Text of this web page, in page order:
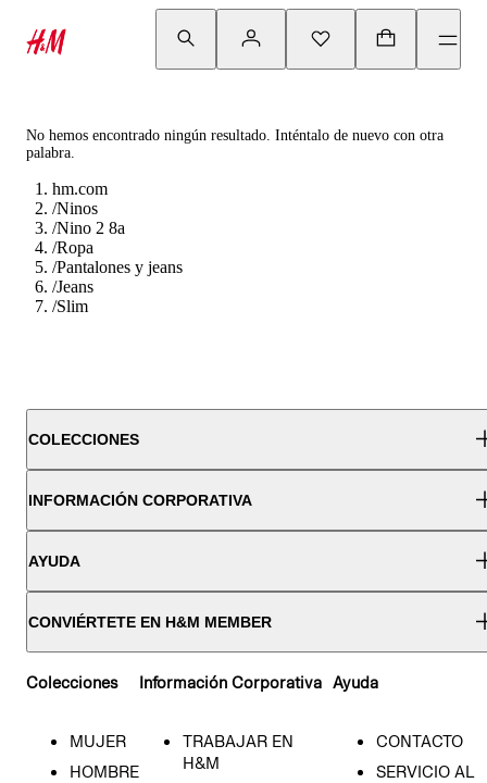
No hemos encontrado ningún resultado. Inténtalo de nuevo con otra
palabra.
hm.com
/Ninos
/Nino 2 8a
/Ropa
/Pantalones y jeans
/Jeans
/Slim
COLECCIONES
INFORMACIÓN CORPORATIVA
AYUDA
CONVIÉRTETE EN H&M MEMBER
Colecciones
MUJER
HOMBRE
Información Corporativa
TRABAJAR EN
H&M
Ayuda
CONTACTO
SERVICIO AL